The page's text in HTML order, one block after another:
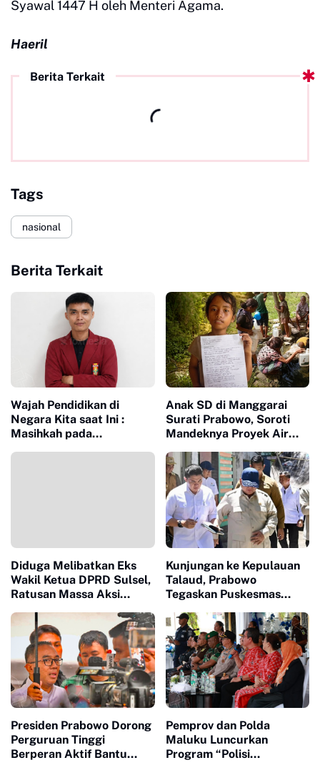
Syawal 1447 H oleh Menteri Agama.
Haeril
Berita Terkait
Tags
nasional
Berita Terkait
Wajah Pendidikan di
Negara Kita saat Ini :
Masihkah pada
Anak SD di Manggarai
Surati Prabowo, Soroti
Mandeknya Proyek Air
Momentum Hardiknas
2026
Diduga Melibatkan Eks
Wakil Ketua DPRD Sulsel,
Ratusan Massa Aksi
Pertanyakan Penanganan
Kasus Fee Rp6 Miliar
Kunjungan ke Kepulauan
Talaud, Prabowo
Tegaskan Puskesmas
Sudah Terbengkalai
Puluhan Tahun
Presiden Prabowo Dorong
Perguruan Tinggi
Berperan Aktif Bantu
Pemprov dan Polda
Maluku Luncurkan
Program “Polisi